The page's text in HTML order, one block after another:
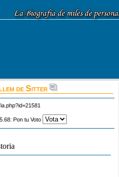
de Sitter
Pon tu Voto